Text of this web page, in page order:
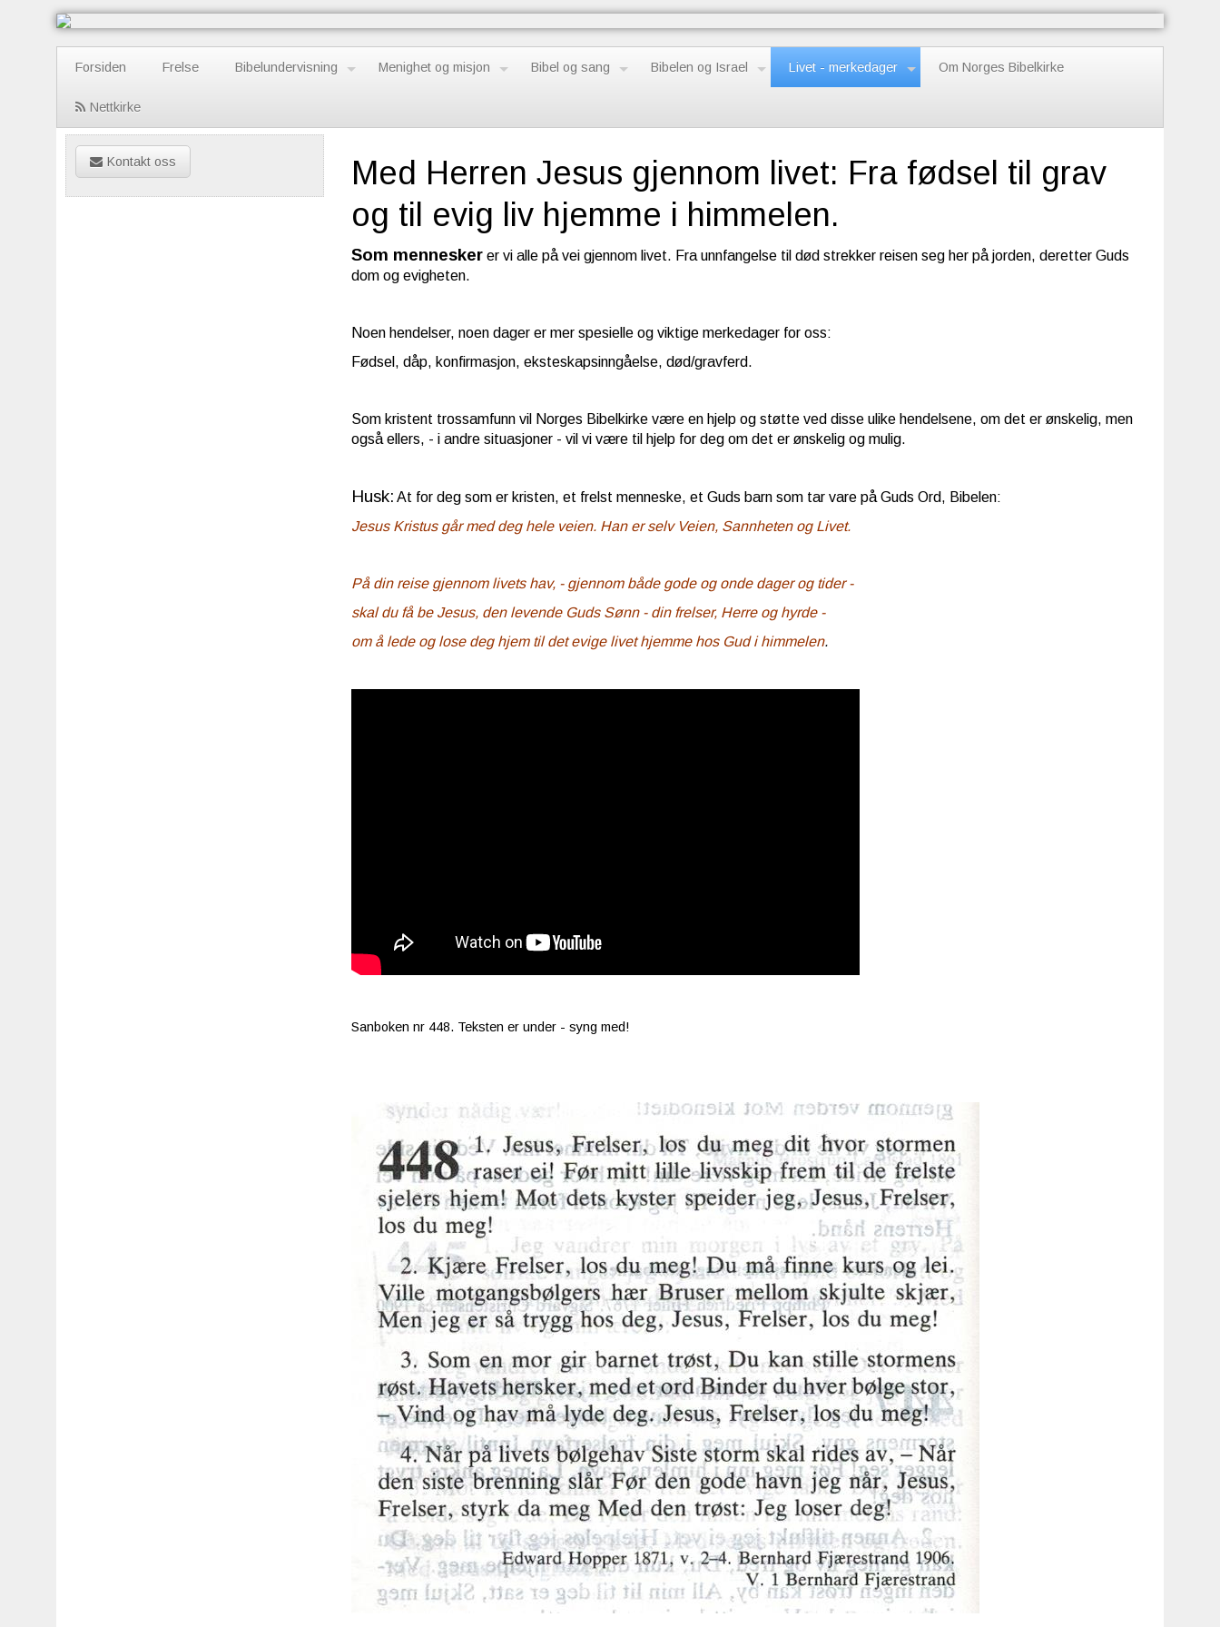
Forsiden Frelse Bibelundervisning Menighet og misjon Bibel og sang Bibelen og Israel Livet - merkedager Om Norges Bibelkirke
Nettkirke
Kontakt oss
Med Herren Jesus gjennom livet: Fra fødsel til grav
og til evig liv hjemme i himmelen.
Som mennesker er vi alle på vei gjennom livet. Fra unnfangelse til død strekker reisen seg her påjorden, deretter Guds
dom ogevigheten.
Noen hendelser, noen dager er mer spesielle og viktige merkedager for oss:
Fødsel, dåp, konfirmasjon, eksteskapsinngåelse, død/gravferd.
Som kristent trossamfunn vil Norges Bibelkirke være en hjelp og støtte ved disse ulike hendelsene, om det er ønskelig, men
også ellers, - i andre situasjoner - vil vi være til hjelp for deg om det er ønskelig og mulig.
Husk: At for deg som er kristen, et frelst menneske, et Guds barn som tar vare på Guds Ord, Bibelen:
Jesus Kristus går med deg hele veien. Han er selv Veien, Sannheten og Livet.
På din reise gjennom livets hav, - gjennom både gode og onde dager og tider -
skal du få be Jesus, den levende Guds Sønn - din frelser, Herre og hyrde -
om å lede og lose deg hjem til det evige livet hjemme hos Gud i himmelen.
Sanboken nr 448. Teksten er under - syng med!